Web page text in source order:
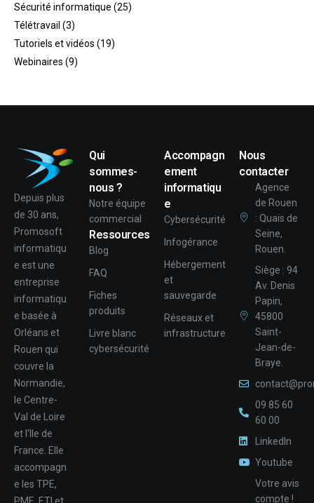
Sécurité informatique (25)
Télétravail (3)
Tutoriels et vidéos (19)
Webinaires (9)
Depuis plus
de 30 ans,
Promosoft
informatiqu
e est une
entreprise
informatiqu
e basée à
Orléans et
Rouen qui
couvre la
Normandie,
le Centre-
Val de Loire
et l'Ile de
France. Elle
accompagn
e les TPE,
Qui
sommes-
nous ?
Notre équipe
commercial
Ressources
Blog
FAQ
Fiches
produits
Livre blanc
cybersécurité
Accompagn
ement
informatiqu
e
Cybersécurité
Infogérance
Hébergement
et
sauvegarde
Réseaux et
infrastructure
Nous
contacter
Agence
de Rouen
: Quais de
Seine,
Rouen.
Siège : 94
Av. Denis
Papin,
45800
Saint-
Jean-de-
Braye.
09 85 60
60 00
LinkedIn
Youtube
Votre avis
compte !